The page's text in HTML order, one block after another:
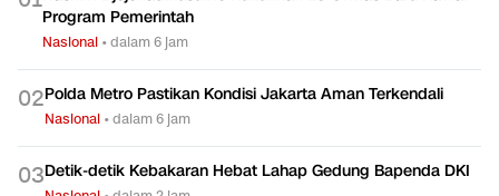
Program Pemerintah
Nasional •dalam 6 jam
02Polda Metro Pastikan Kondisi Jakarta Aman Terkendali
Nasional •dalam 6 jam
03Detik-detik Kebakaran Hebat Lahap Gedung Bapenda DKI